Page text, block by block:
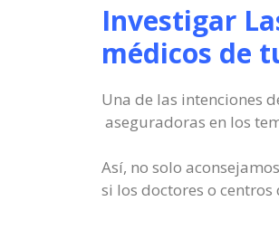
Investigar
médicos de
Una de las intenciones
aseguradoras en los
Así, no solo
si los doctores o